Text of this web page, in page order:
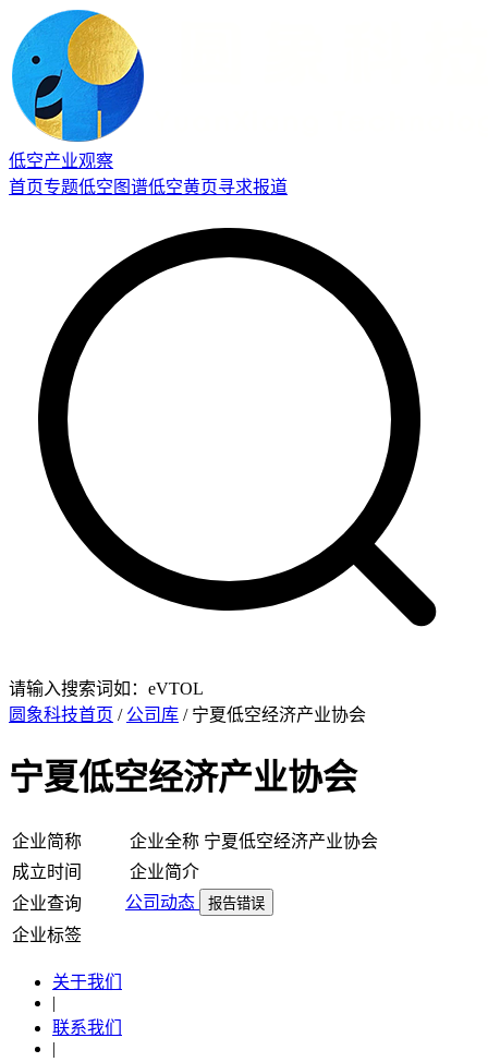
低空产业观察
首页专题低空图谱低空黄页寻求报道
请输入搜索词如：eVTOL
圆象科技首页 / 公司库 / 宁夏低空经济产业协会
宁夏低空经济产业协会
企业简称 企业全称 宁夏低空经济产业协会
成立时间
企业简介
企业查询
公司动态 报告错误
企业标签
关于我们
|
联系我们
|